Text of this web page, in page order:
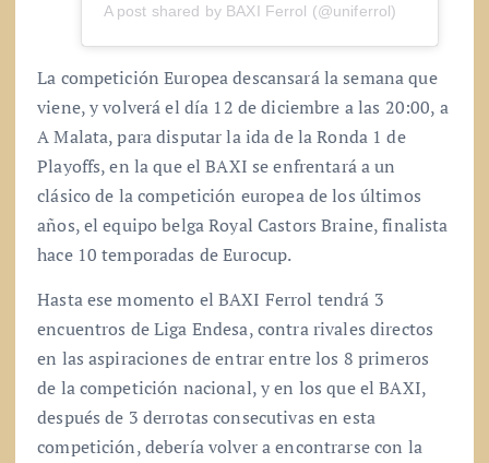
A post shared by BAXI Ferrol (@uniferrol)
La competición Europea descansará la semana que
viene, y volverá el día 12 de diciembre a las 20:00, a
A Malata, para disputar la ida de la Ronda 1 de
Playoffs, en la que el BAXI se enfrentará a un
clásico de la competición europea de los últimos
años, el equipo belga Royal Castors Braine, finalista
hace 10 temporadas de Eurocup.
Hasta ese momento el BAXI Ferrol tendrá 3
encuentros de Liga Endesa, contra rivales directos
en las aspiraciones de entrar entre los 8 primeros
de la competición nacional, y en los que el BAXI,
después de 3 derrotas consecutivas en esta
competición, debería volver a encontrarse con la